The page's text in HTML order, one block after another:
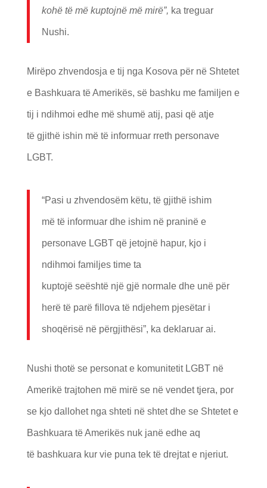
kohë të më kuptojnë më mirë”, ka treguar
Nushi.
Mirëpo zhvendosja e tij nga Kosova për në Shtetet
e Bashkuara të Amerikës, së bashku me familjen e
tij i ndihmoi edhe më shumë atij, pasi që atje
të gjithë ishin më të informuar rreth personave
LGBT.
“Pasi u zhvendosëm këtu, të gjithë ishim
më të informuar dhe ishim në praninë e
personave LGBT që jetojnë hapur, kjo i
ndihmoi familjes time ta
kuptojë seështë një gjë normale dhe unë për
herë të parë fillova të ndjehem pjesëtar i
shoqërisë në përgjithësi”, ka deklaruar ai.
Nushi thotë se personat e komunitetit LGBT në
Amerikë trajtohen më mirë se në vendet tjera, por
se kjo dallohet nga shteti në shtet dhe se Shtetet e
Bashkuara të Amerikës nuk janë edhe aq
të bashkuara kur vie puna tek të drejtat e njeriut.